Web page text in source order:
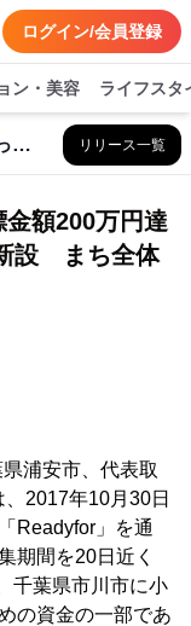
ログイン/会員登録
ン・美容 ライフスタ
株式会社プラスアクティブ、ねっこ保育園 リリース一覧
額200万円達
設 まち全体
浦安市、代表取
2017年10月30日
Readyfor」を通
期間を20日近く
千葉県市川市に小
の資金の一部であ